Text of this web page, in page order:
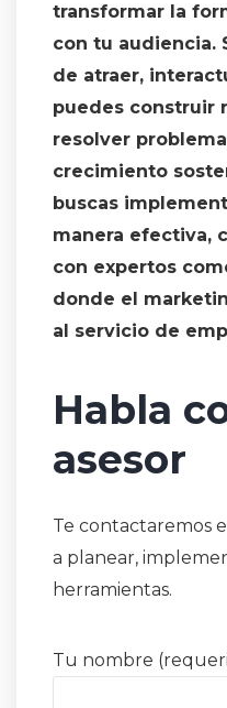
transformar la
con tu audiencia.
de atraer,
puedes construir
resolver
crecimiento
buscas
manera efectiva,
con expertos
donde el
al servicio de
Habla
asesor
Te contactaremos
a planear,
herramientas.
Tu nombre